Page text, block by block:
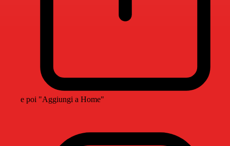
e poi "Aggiungi a Home"